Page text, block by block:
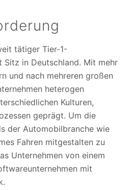
tätiger Tier-1-
in Deutschland. Mit mehr
und nach mehreren großen
heterogen
Kulturen,
geprägt. Um die
der Automobilbranche wie
Fahren mitgestalten zu
Unternehmen von einem
mit